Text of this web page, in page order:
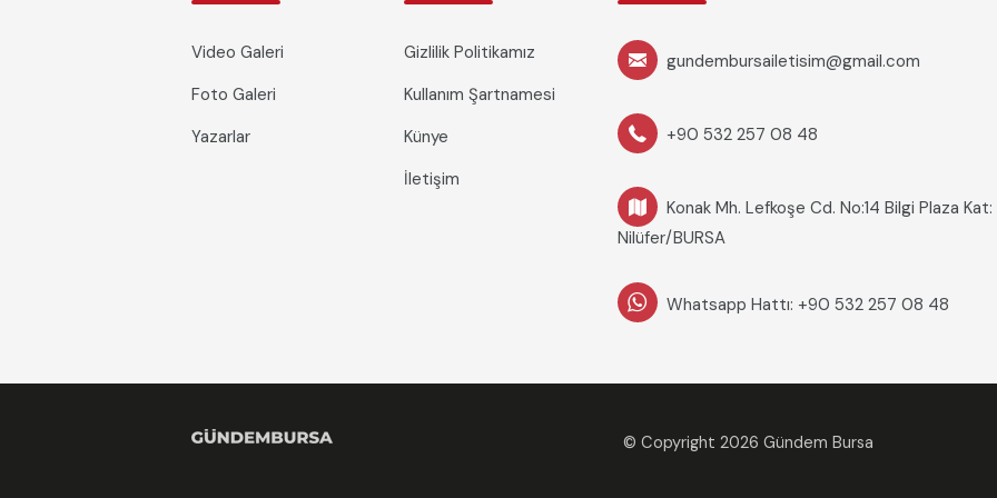
Video Galeri
Foto Galeri
Yazarlar
Gizlilik Politikamız
Kullanım Şartnamesi
Künye
İletişim
gundembursailetisim@gmail.com
+90 532 257 08 48
Konak Mh. Lefkoşe Cd. No:14 Bilgi Plaza Kat:
Nilüfer/BURSA
Whatsapp Hattı: +90 532 257 08 48
© Copyright 2026 Gündem Bursa